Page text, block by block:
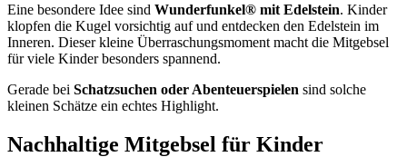
Eine besondere Idee sind Wunderfunkel® mit Edelstein. Kinder
klopfen die Kugel vorsichtig auf und entdecken den Edelstein im
Inneren. Dieser kleine Überraschungsmoment macht die Mitgebsel
für viele Kinder besonders spannend.
Gerade bei Schatzsuchen oder Abenteuerspielen sind solche
kleinen Schätze ein echtes Highlight.
Nachhaltige Mitgebsel für Kinder